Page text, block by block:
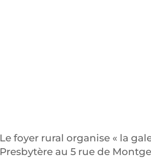
Le foyer rural organise « la
Presbytère au 5 rue de